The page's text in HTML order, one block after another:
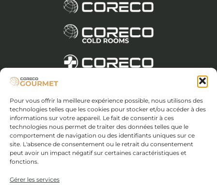
Pour vous offrir la meilleure expérience possible, nous utilisons des
technologies telles que les cookies pour stocker et/ou accéder à des
informations sur votre appareil. Le fait de consentir à ces
technologies nous permet de traiter des données telles que le
comportement de navigation ou des identifiants uniques sur ce
site. L'absence de consentement ou le retrait du consentement
peut avoir un impact négatif sur certaines caractéristiques et
fonctions.
Gérer les services
Avis juridique et politique de confidentialité
Politique en matière de cookies (UE)
Exigences des fournisseurs
Conditions générales de vente
I.R.M. de Cordoue, tome 263 général, 177 de la